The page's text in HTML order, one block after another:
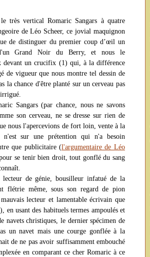
très vertical Romaric Sangars à quatre
de Léo Scheer, ce jovial maquignon
de distinguer du premier coup d’œil un
Grand Noir du Berry, et nous le
devant un crucifix (1) qui, à la différence
de vigueur que nous montre tel dessin de
la chance d'être planté sur un cerveau pas
Sangars (par chance, nous ne savons
son cerveau, ne se dresse sur rien de
nous l'apercevions de fort loin, vente à la
sur une prétention qui n'a besoin
que publicitaire (l'argumentaire de Léo
se tenir bien droit, tout gonflé du sang
de génie, bousilleur infatué de la
flétrie même, sous son regard de pion
lecteur et lamentable écrivain que
en usant des habituels termes ampoulés et
christiques, le dernier spécimen de
un navet mais une courge gonflée à la
de ne pas avoir suffisamment embouché
en comparant ce cher Romaric à ce